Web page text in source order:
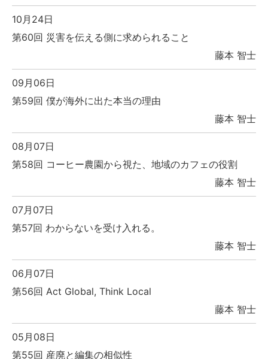
10月24日
第60回 災害を伝える側に求められること
藤本 智士
09月06日
第59回 僕が海外に出た本当の理由
藤本 智士
08月07日
第58回 コーヒー農園から視た、地域のカフェの役割
藤本 智士
07月07日
第57回 わからないを受け入れる。
藤本 智士
06月07日
第56回 Act Global, Think Local
藤本 智士
05月08日
第55回 産廃と編集の相似性